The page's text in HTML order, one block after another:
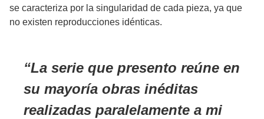
se caracteriza por la singularidad de cada pieza, ya que
no existen reproducciones idénticas.
La serie que presento reúne en
su mayoría obras inéditas
realizadas paralelamente a mi